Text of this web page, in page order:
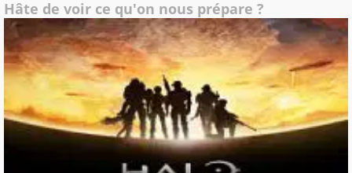
Hâte de voir ce qu'on nous prépare ?